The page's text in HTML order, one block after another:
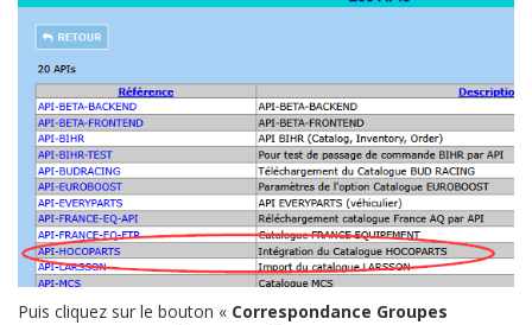
Puis cliquez sur le bouton « Correspondance Groupes